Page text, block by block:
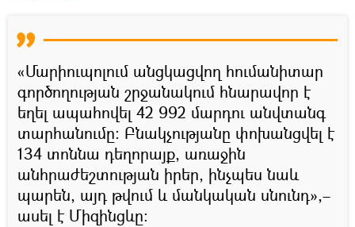
«Մարիուպոլում անցկացվող հումանիտար
գործողության շրջանակում հնարավոր է
եղել ապահովել 42 992 մարդու անվտանգ
տարհանումը։ Բնակչությանը փոխանցվել է
134 տոննա դեղորայք, առաջին
անհրաժեշտության իրեր, ինչպես նաև
պարեն, այդ թվում և մանկական սնունդ»,–
ասել է Միզինցևը։